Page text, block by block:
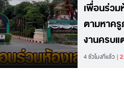
เพื่อนร่วม
ตามหาครู
งานครบแ
4 ชั่วโมงที่แล้ว